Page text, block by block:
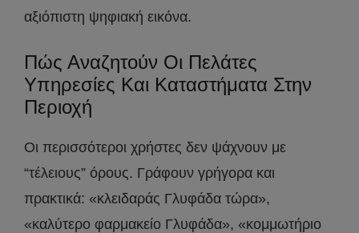
αξιόπιστη ψηφιακή εικόνα.
Πώς Αναζητούν Οι Πελάτες
Υπηρεσίες Και Καταστήματα Στην
Περιοχή
Οι περισσότεροι χρήστες δεν ψάχνουν με
“τέλειους” όρους. Γράφουν γρήγορα και
πρακτικά: «κλειδαράς Γλυφάδα τώρα»,
«καλύτερο φαρμακείο Γλυφάδα», «κομμωτήριο